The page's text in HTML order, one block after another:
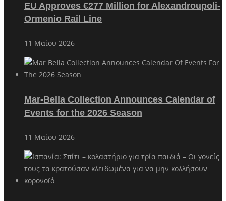
EU Approves €277 Million for Alexandroupoli-
Ormenio Rail Line
11 Μαΐου 2026
Mar-Bella Collection Announces Calendar of
Events for the 2026 Season
11 Μαΐου 2026